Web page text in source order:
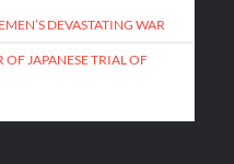
DEVASTATING WAR
OF JAPANESE TRIAL OF